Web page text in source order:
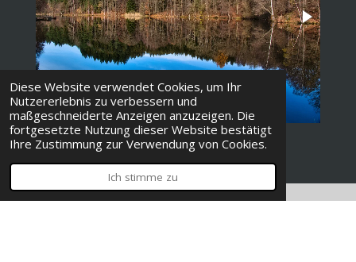
Diese Website verwendet Cookies, um Ihr
Nutzererlebnis zu verbessern und
maßgeschneiderte Anzeigen anzuzeigen. Die
fortgesetzte Nutzung dieser Website bestätigt
Ihre Zustimmung zur Verwendung von Cookies.
Ich stimme zu